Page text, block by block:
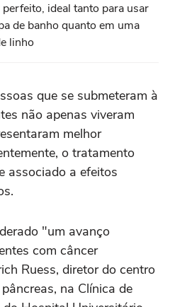
ideal tanto para usar
de banho quanto em uma
linho
que se submeteram à
não apenas viveram
melhor
o tratamento
associado a efeitos
"um avanço
com câncer
Ruess, diretor do centro
na Clínica de